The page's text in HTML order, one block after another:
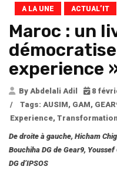
A LA UNE ACTUAL’IT
Maroc : un
experience
By Abdelali Adil
8
/
Tags: AUSIM, GAM,
Experience,
De droite à gauche, Hicham
Bouchiha DG de Gear9,
DG d’IPSOS